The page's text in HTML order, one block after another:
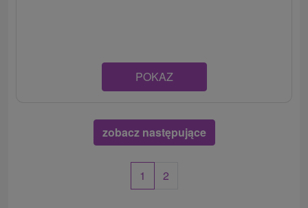
POKAZ
zobacz następujące
1 2